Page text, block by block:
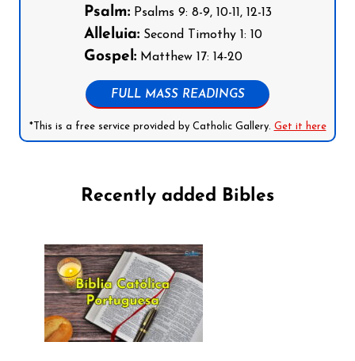
Psalm:Psalms 9: 8-9, 10-11, 12-13
Alleluia:Second Timothy 1: 10
Gospel:Matthew 17: 14-20
FULL MASS READINGS
*This is a free service provided by Catholic Gallery. Get it here
Recently added Bibles